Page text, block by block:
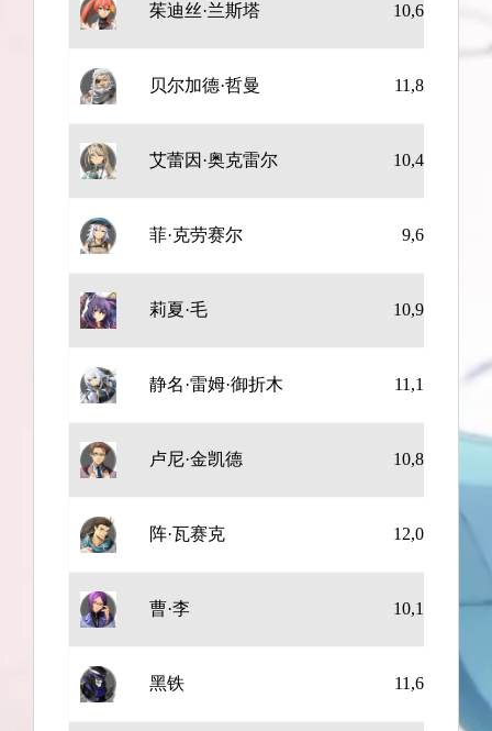
茱迪丝·兰斯塔 10,683
贝尔加德·哲曼 11,852
艾蕾因·奥克雷尔 10,482
菲·克劳赛尔 9,697
莉夏·毛 10,976
静名·雷姆·御折木 11,168
卢尼·金凯德 10,876
阵·瓦赛克 12,054
曹·李 10,190
黑铁 11,661